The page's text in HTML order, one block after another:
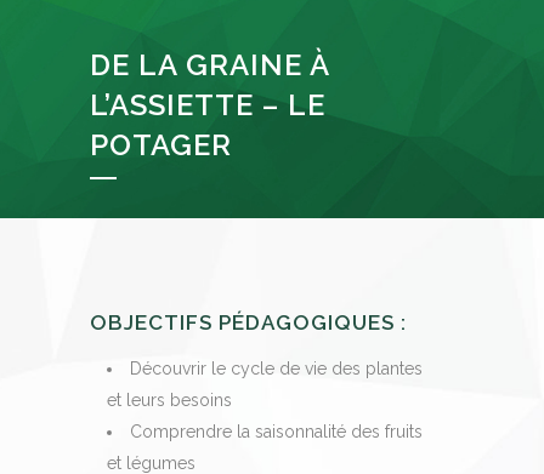
DE LA GRAINE À
L’ASSIETTE – LE
POTAGER
OBJECTIFS PÉDAGOGIQUES :
Découvrir le cycle de vie des plantes
et leurs besoins
Comprendre la saisonnalité des fruits
et légumes